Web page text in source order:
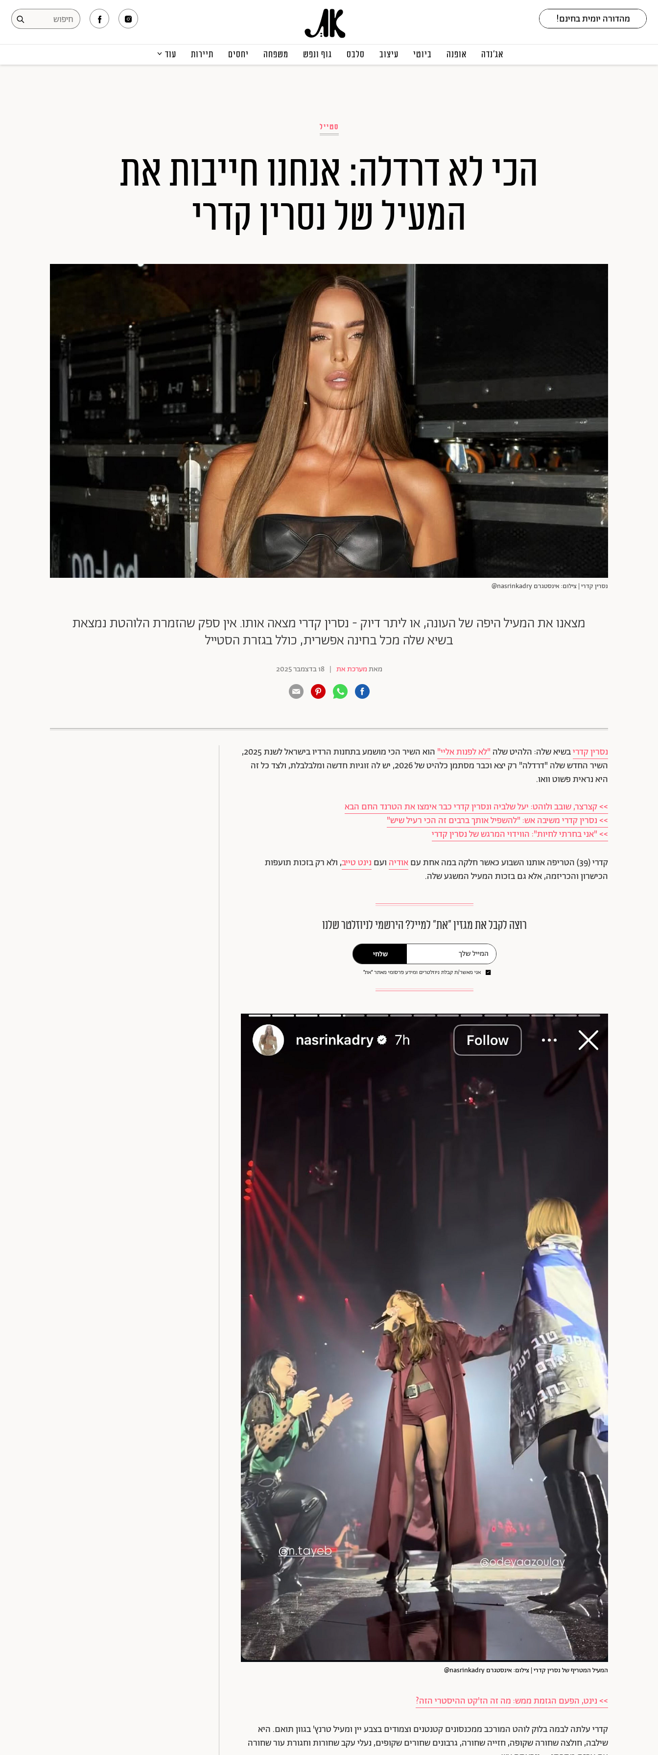
אג׳נדה אופנה ביוטי עיצוב סלבס גוף ונפש משפחה יחסים תיירות עוד
סטייל
הכי לא דרדלה: אנחנו חייבות את
המעיל של נסרין קדרי
נסרין קדרי | צילום: אינסטגרם nasrinkadry@
מצאנו את המעיל היפה של העונה, או ליתר דיוק - נסרין קדרי מצאה אותו. אין ספק שהזמרת הלוהטת נמצאת
בשיא שלה מכל בחינה אפשרית, כולל בגזרת הסטייל
מאתמערכת את | 18 בדצמבר 2025
נסרין קדריבשיא שלה: הלהיט שלה "לא לפנות אליי"
הוא השיר הכי מושמע בתחנות הרדיו בישראל לשנת 2025,
השיר החדש שלה "דרדלה" רק יצא וכבר מסתמן כלהיט של 2026, יש לה זוגיות חדשה ומלבלבלת, ולצד כל זה
היא נראית פשוט וואו.
>> קצרצר, שובב ולוהט: יעל שלביה ונסרין קדרי כבר אימצו את הטרנד החם הבא
>> נסרין קדרי משיבה אש: "להשפיל אותך ברבים זה הכי רעיל שיש"
>> "אני בחרתי לחיות": הווידוי המרגש של נסרין קדרי
קדרי (39) הטריפה אותנו השבוע כאשר חלקה במה אחת עם אודיה ועם נינט טייב, ולא רק בזכות תועפות
הכישרון והכריזמה, אלא גם בזכות המעיל המשגע שלה.
רוצה לקבל את מגזין ״את״ למייל? הירשמי לניוזלטר שלנו
שלחי
אני מאשר/ת קבלת ניוזלטרים ומידע פרסומי מאתר ״את״
המעיל המטריף של נסרין קדרי | צילום: אינסטגרם nasrinkadry@
>> נינט, הפעם הגזמת ממש: מה זה הז'קט ההיסטרי הזה?
קדרי עלתה לבמה בלוק לוהט המורכב ממכנסונים קטנטנים וצמודים בצבע יין ומעיל טרנץ' בגוון תואם. היא
שילבה, חולצה שחורה שקופה, חזייה שחורה, גרבונים שחורים שקופים, נעלי עקב שחורות וחגורת עור שחורה